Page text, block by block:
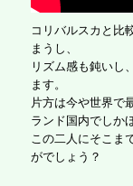
コリバルスカと比
まうし、
リズム感も鈍いし
ます。
片方は今や世界で
ランド国内でしか
この二人にそこま
がでしょう？